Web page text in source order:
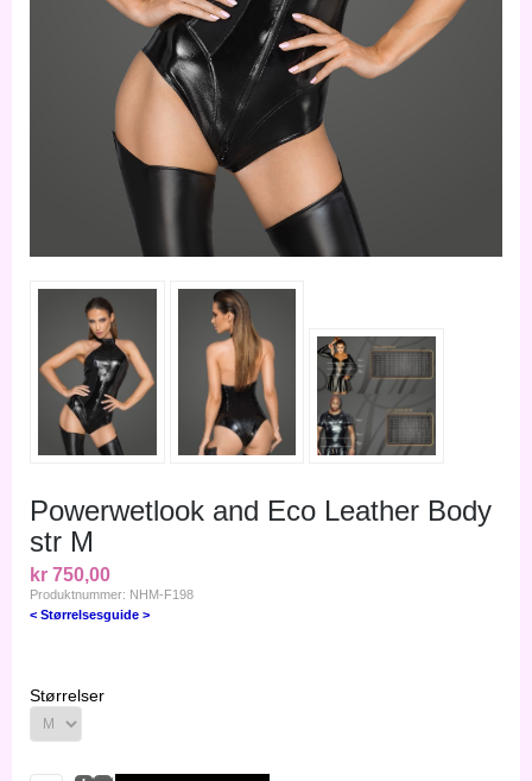
Powerwetlook and Eco Leather Body
str M
kr 750,00
Produktnummer: NHM-F198
< Størrelsesguide >
Størrelser